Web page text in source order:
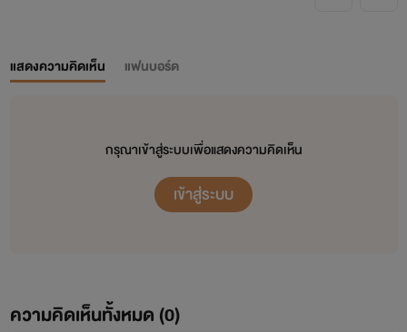
แสดงความคิดเห็น แฟนบอร์ด
กรุณาเข้าสู่ระบบเพื่อแสดงความคิดเห็น
เข้าสู่ระบบ
ความคิดเห็นทั้งหมด (0)